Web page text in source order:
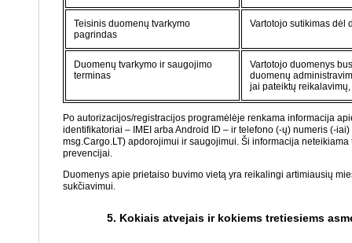
Teisinis duomenų tvarkymo
pagrindas
Vartotojo sutikimas dėl
Duomenų tvarkymo ir saugojimo
terminas
Vartotojo duomenys
duomenų
jai pateiktų
Po autorizacijos/registracijos programėlėje renkama informacija
identifikatoriai – IMEI arba Android ID – ir telefono (-ų) numeris (-
msg.Cargo.LT) apdorojimui ir saugojimui. Ši informacija
prevencijai.
Duomenys apie prietaiso buvimo vietą yra reikalingi artimiausių
sukčiavimui.
5. Kokiais atvejais ir kokiems tretiesiems